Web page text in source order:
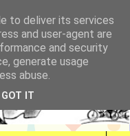
to deliver its services
and user-agent are
and security
generate usage
abuse.
GOT IT